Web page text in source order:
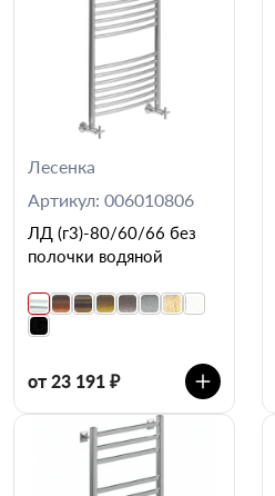
Лесенка
Артикул: 006010806
ЛД (г3)-80/60/66 без
полочки водяной
от 23 191 ₽